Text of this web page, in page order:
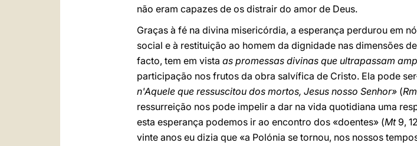
não eram capazes de os distrair do amor de Deus.
Graças à fé na divina misericórdia, a esperança perdurou em
social e à restituição ao homem da dignidade nas dimensões
facto, tem em vista as promessas divinas que ultrapassam
participação nos frutos da obra salvífica de Cristo. Ela pode
n'Aquele que ressuscitou dos mortos, Jesus nosso Senhor» (Rm
ressurreição nos pode impelir a dar na vida quotidiana uma
esta esperança podemos ir ao encontro dos «doentes» (Mt9,
vinte anos eu dizia que «a Polónia se tornou, nos nossos